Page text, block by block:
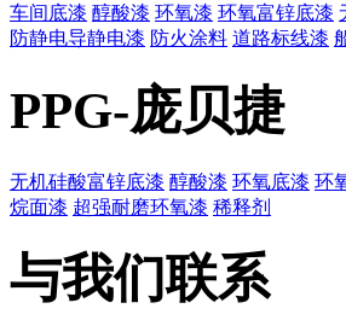
车间底漆 醇酸漆 环氧漆 环氧富锌底漆
防静电导静电漆 防火涂料 道路标线漆
PPG-庞贝捷
无机硅酸富锌底漆 醇酸漆 环氧底漆 环
烷面漆 超强耐磨环氧漆 稀释剂
与我们联系